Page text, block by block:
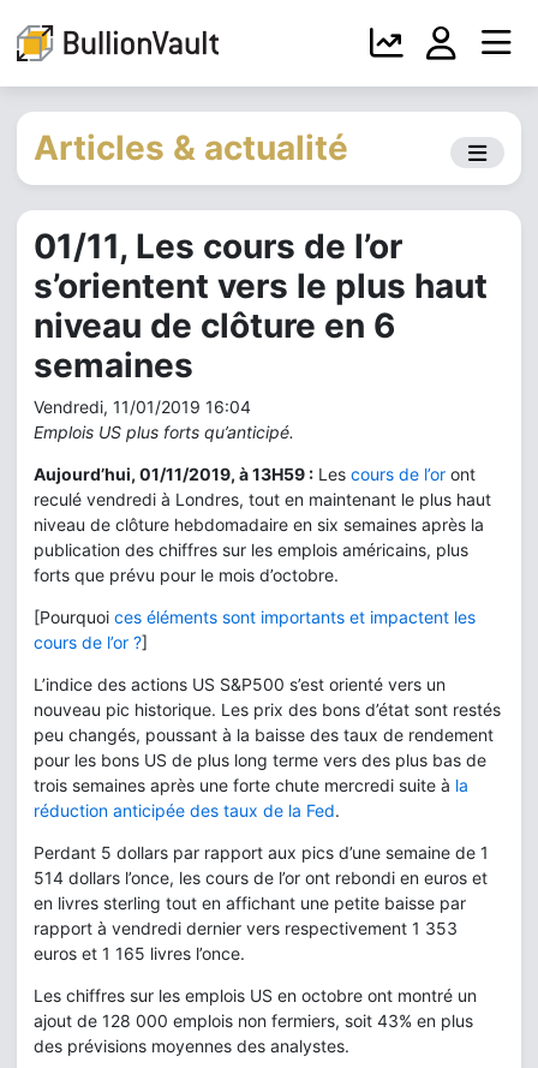
Articles & actualité
01/11, Les cours de l’or
s’orientent vers le plus haut
niveau de clôture en 6
semaines
Vendredi, 11/01/2019 16:04
Emplois US plus forts qu’anticipé.
Aujourd’hui, 01/11/2019, à 13H59 : Les cours de l’or ont
reculé vendredi à Londres, tout en maintenant le plus haut
niveau de clôture hebdomadaire en six semaines après la
publication des chiffres sur les emplois américains, plus
forts que prévu pour le mois d’octobre.
[Pourquoi ces éléments sont importants et impactent les
cours de l’or ?]
L’indice des actions US S&P500 s’est orienté vers un
nouveau pic historique. Les prix des bons d’état sont restés
peu changés, poussant à la baisse des taux de rendement
pour les bons US de plus long terme vers des plus bas de
trois semaines après une forte chute mercredi suite à la
réduction anticipée des taux de la Fed.
Perdant 5 dollars par rapport aux pics d’une semaine de 1
514 dollars l’once, les cours de l’or ont rebondi en euros et
en livres sterling tout en affichant une petite baisse par
rapport à vendredi dernier vers respectivement 1 353
euros et 1 165 livres l’once.
Les chiffres sur les emplois US en octobre ont montré un
ajout de 128 000 emplois non fermiers, soit 43% en plus
des prévisions moyennes des analystes.